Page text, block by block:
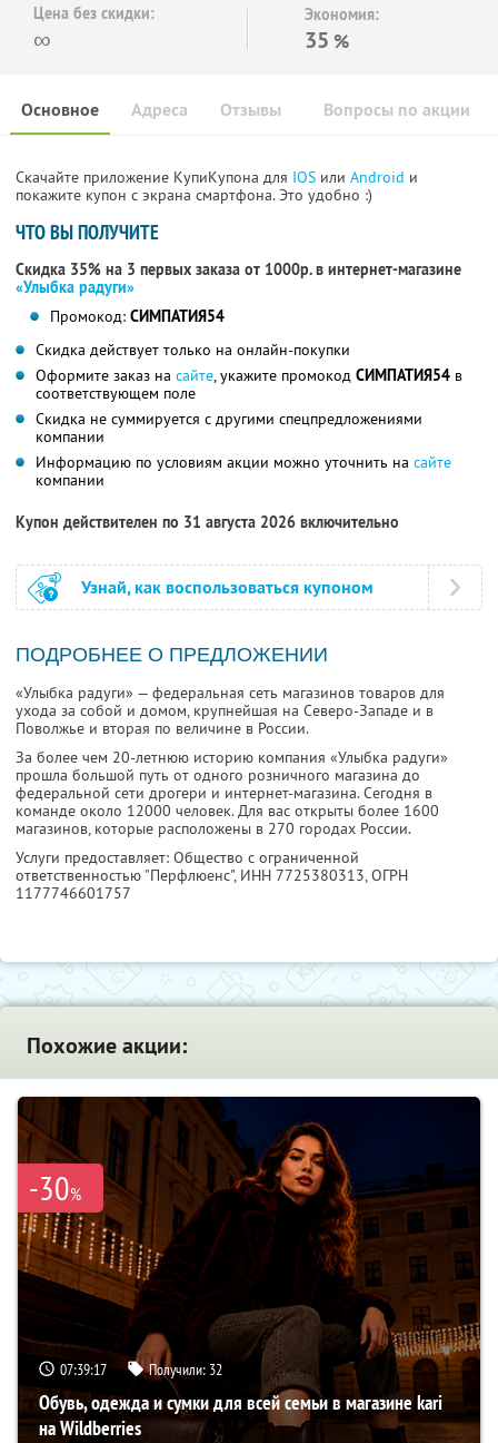
Цена без скидки:
∞
Экономия:
35 %
Основное Отзывы Вопросы по акции
Адреса
Скачайте приложение КупиКупона для IOS или Android и
покажите купон с экрана смартфона. Это удобно :)
ЧТО ВЫ ПОЛУЧИТЕ
Скидка 35% на 3 первых заказа от 1000р. в интернет-магазине
«Улыбка радуги»
Промокод: СИМПАТИЯ54
Скидка действует только на онлайн-покупки
Оформите заказ на сайте, укажите промокод СИМПАТИЯ54 в
соответствующем поле
Скидка не суммируется с другими спецпредложениями
компании
Информацию по условиям акции можно уточнить на сайте
компании
Купон действителен по 31 августа 2026 включительно
Узнай, как воспользоваться купоном
ПОДРОБНЕЕ О ПРЕДЛОЖЕНИИ
«Улыбка радуги» — федеральная сеть магазинов товаров для
ухода за собой и домом, крупнейшая на Северо-Западе и в
Поволжье и вторая по величине в России.
За более чем 20-летнюю историю компания «Улыбка радуги»
прошла большой путь от одного розничного магазина до
федеральной сети дрогери и интернет-магазина. Сегодня в
команде около 12000 человек. Для вас открыты более 1600
магазинов, которые расположены в 270 городах России.
Услуги предоставляет: Общество с ограниченной
ответственностью "Перфлюенс", ИНН 7725380313, ОГРН
1177746601757
Похожие акции:
-30%
07:39:16 Получили: 32
Обувь, одежда и сумки для всей семьи в магазине kari
на Wildberries